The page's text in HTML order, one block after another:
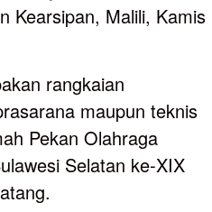
Kearsipan, Malili, Kamis
rangkaian
maupun teknis
Pekan Olahraga
Selatan ke-XIX